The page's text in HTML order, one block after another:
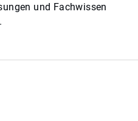
und Fachwissen